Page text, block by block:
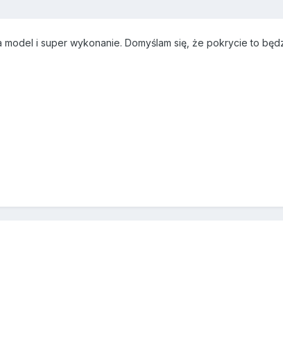
model i super wykonanie. Domyślam się, że pokrycie to